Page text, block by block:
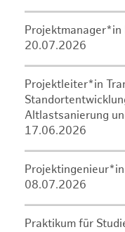
Projektmanager*in
20.07.2026
Projektleiter*in
Altlastsanierung
17.06.2026
08.07.2026
Praktikum für